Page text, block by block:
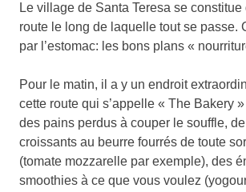
Le village de Santa Teresa se constitue
route le long de laquelle tout se passe.
par l’estomac: les bons plans «
Pour le matin, il a y un endroit
cette route qui s’appelle « The Bakery
des pains perdus à couper le souffle,
croissants au beurre fourrés de toute
(tomate mozzarelle par exemple), des
smoothies à ce que vous voulez